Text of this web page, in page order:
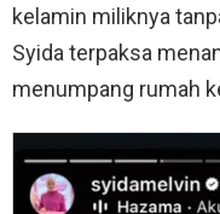
kelamin miliknya
Syida terpaksa
menumpang rumah